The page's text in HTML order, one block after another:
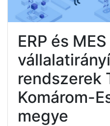
ERP és MES
rendszerek
Komárom-
megye